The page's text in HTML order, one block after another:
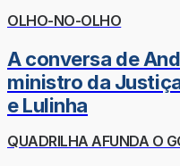
OLHO-NO-OLHO
A conversa de
ministro da
e Lulinha
QUADRILHA AFUNDA O